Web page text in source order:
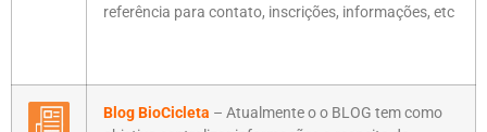
referência para contato, inscrições, informações, etc
Blog BioCicleta – Atualmente o o BLOG tem como